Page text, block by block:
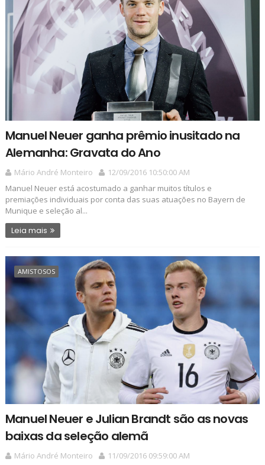
Manuel Neuer ganha prêmio inusitado na
Alemanha: Gravata do Ano
Mário André Monteiro
12/09/2016 10:50:00 AM
Manuel Neuer está acostumado a ganhar muitos títulos e
premiações individuais por conta das suas atuações no Bayern de
Munique e seleção al...
Leia mais
AMISTOSOS
Manuel Neuer e Julian Brandt são as novas
baixas da seleção alemã
Mário André Monteiro
11/09/2016 09:59:00 AM